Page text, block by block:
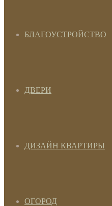
БЛАГОУСТРОЙСТВО
ДВЕРИ
ДИЗАЙН КВАРТИРЫ
ОГОРОД